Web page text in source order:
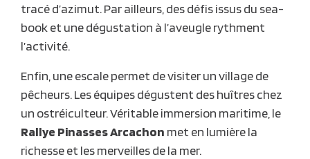
tracé d’azimut. Par ailleurs, des défis issus du sea-
book et une dégustation à l’aveugle rythment
l’activité.
Enfin, une escale permet de visiter un village de
pêcheurs. Les équipes dégustent des huîtres chez
un ostréiculteur. Véritable immersion maritime, le
Rallye Pinasses Arcachon met en lumière la
richesse et les merveilles de la mer.